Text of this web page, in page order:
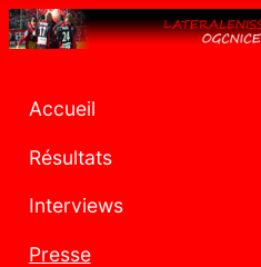
Accueil
Résultats
Interviews
Presse